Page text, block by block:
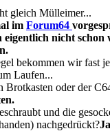
gleich Mülleimer...
im Forum64
eigentlich nicht schon
bekommen wir fast
Laufen...
Brotkasten oder der
und die
nachgedrückt?